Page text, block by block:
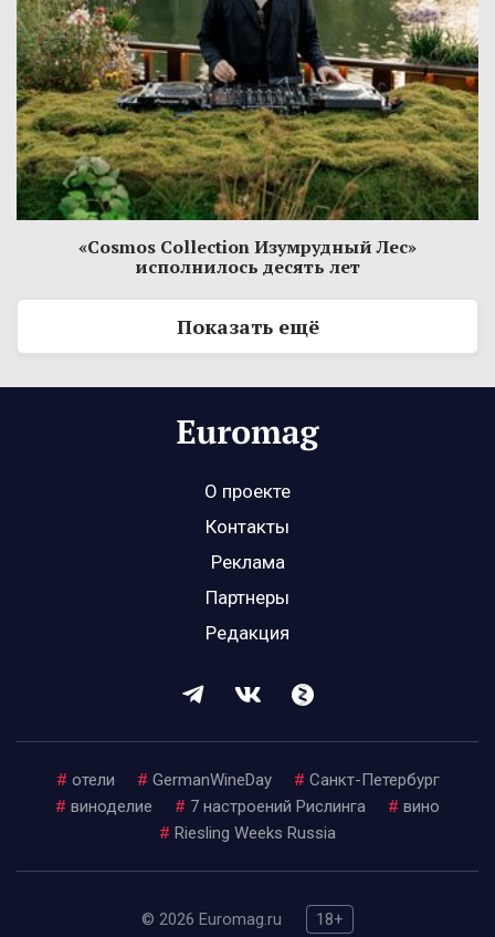
«Cosmos Collection Изумрудный Лес»
исполнилось десять лет
Показать ещё
О проекте
Контакты
Реклама
Партнеры
Редакция
# отели # GermanWineDay # Санкт-Петербург
# виноделие # 7 настроений Рислинга # вино
# Riesling Weeks Russia
© 2026 Euromag.ru 18+